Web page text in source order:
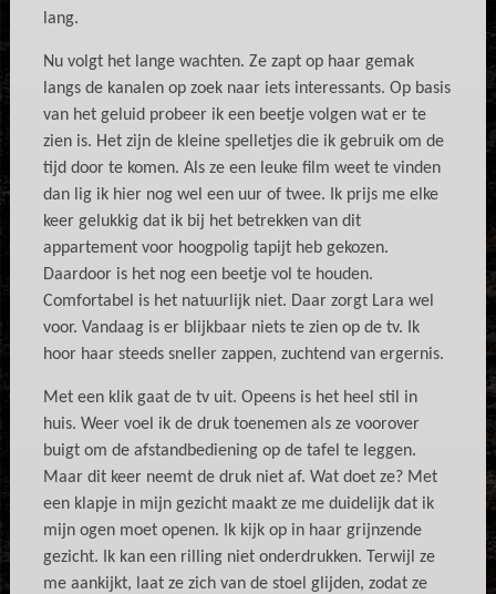
lang.
Nu volgt het lange wachten. Ze zapt op haar gemak
langs de kanalen op zoek naar iets interessants. Op basis
van het geluid probeer ik een beetje volgen wat er te
zien is. Het zijn de kleine spelletjes die ik gebruik om de
tijd door te komen. Als ze een leuke film weet te vinden
dan lig ik hier nog wel een uur of twee. Ik prijs me elke
keer gelukkig dat ik bij het betrekken van dit
appartement voor hoogpolig tapijt heb gekozen.
Daardoor is het nog een beetje vol te houden.
Comfortabel is het natuurlijk niet. Daar zorgt Lara wel
voor. Vandaag is er blijkbaar niets te zien op de tv. Ik
hoor haar steeds sneller zappen, zuchtend van ergernis.
Met een klik gaat de tv uit. Opeens is het heel stil in
huis. Weer voel ik de druk toenemen als ze voorover
buigt om de afstandbediening op de tafel te leggen.
Maar dit keer neemt de druk niet af. Wat doet ze? Met
een klapje in mijn gezicht maakt ze me duidelijk dat ik
mijn ogen moet openen. Ik kijk op in haar grijnzende
gezicht. Ik kan een rilling niet onderdrukken. Terwijl ze
me aankijkt, laat ze zich van de stoel glijden, zodat ze